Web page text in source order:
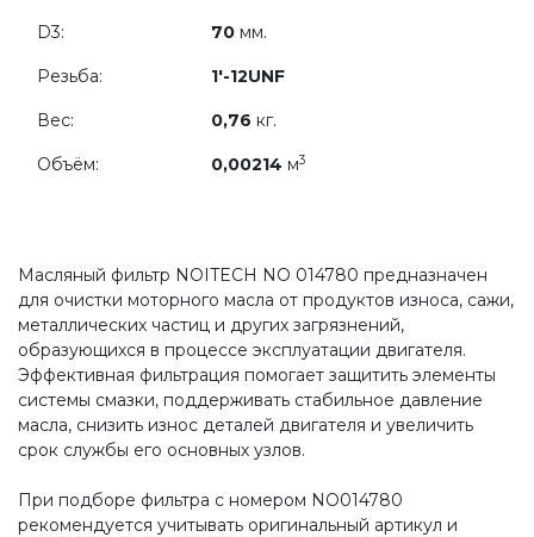
D3: 70 мм.
Резьба: 1'-12UNF
Вес: 0,76 кг.
Объём: 0,00214 м3
Масляный фильтр NOITECH NO 014780 предназначен
для очистки моторного масла от продуктов износа, сажи,
металлических частиц и других загрязнений,
образующихся в процессе эксплуатации двигателя.
Эффективная фильтрация помогает защитить элементы
системы смазки, поддерживать стабильное давление
масла, снизить износ деталей двигателя и увеличить
срок службы его основных узлов.
При подборе фильтра с номером NO014780
рекомендуется учитывать оригинальный артикул и